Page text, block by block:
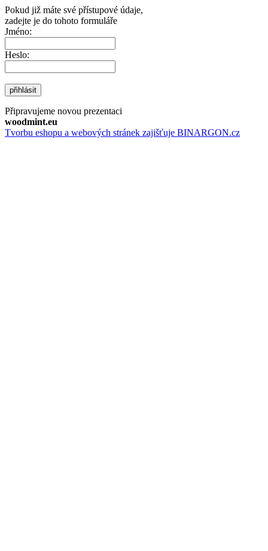
Pokud již máte své přístupové údaje,
zadejte je do tohoto formuláře
Jméno:
Heslo:
přihlásit
Připravujeme novou prezentaci
woodmint.eu
Tvorbu eshopu a webových stránek zajišťuje BINARGON.cz